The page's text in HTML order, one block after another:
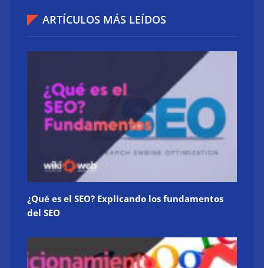
Atos consigue la exclusiva certificación en
ciberdefensa CMMC 2.0 del Departamento de
Defensa de EE. UU.
ARTÍCULOS MÁS LEÍDOS
¿Qué es el SEO? Explicando los fundamentos
del SEO